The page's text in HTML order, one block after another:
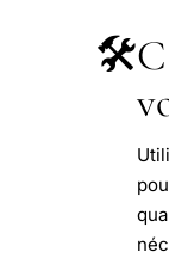
🛠️